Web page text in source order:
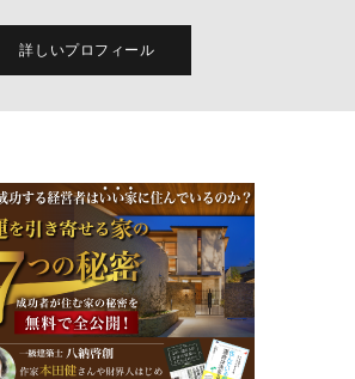
詳しいプロフィール